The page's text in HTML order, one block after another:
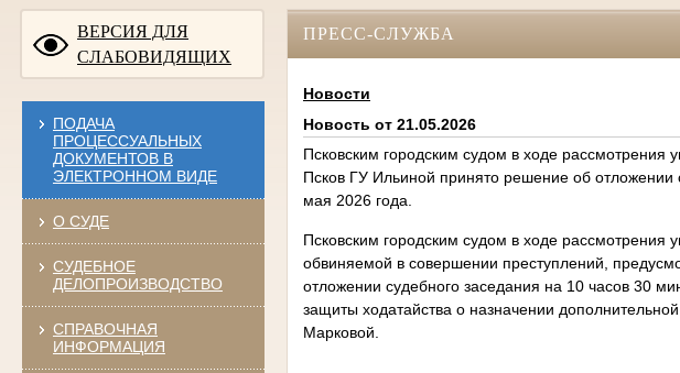
ВЕРСИЯ ДЛЯ
СЛАБОВИДЯЩИХ
ПОДАЧА
ПРОЦЕССУАЛЬНЫХ
ДОКУМЕНТОВ В
ЭЛЕКТРОННОМ ВИДЕ
О СУДЕ
СУДЕБНОЕ
ДЕЛОПРОИЗВОДСТВО
СПРАВОЧНАЯ
ИНФОРМАЦИЯ
ПРЕСС-СЛУЖБА
Новости
Новость от 21.05.2026
Псковским городским судом в ходе рассмотрения
Псков ГУ Ильиной принято решение об отложении
мая 2026 года.
Псковским городским судом в ходе рассмотрения
обвиняемой в совершении преступлений,
отложении судебного заседания на 10 часов 30
защиты ходатайства о назначении
Марковой.